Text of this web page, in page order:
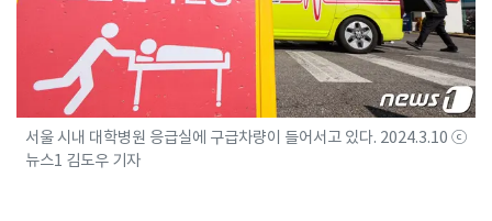
서울 시내 대학병원 응급실에 구급차량이 들어서고 있다. 2024.3.10 ⓒ
뉴스1 김도우 기자